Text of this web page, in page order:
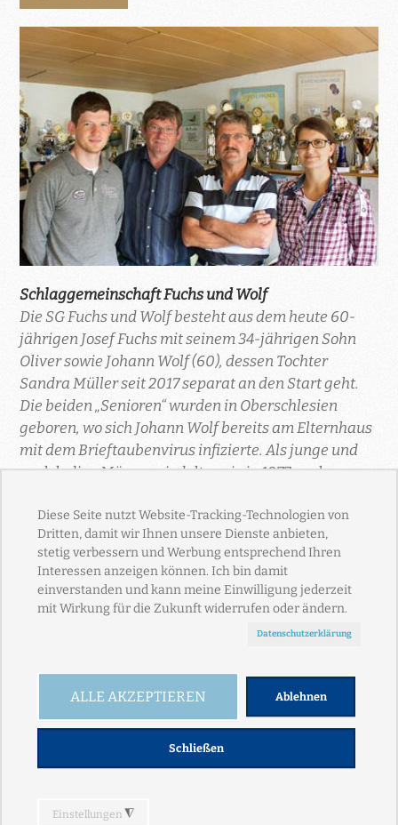
Schlaggemeinschaft Fuchs und Wolf
Die SG Fuchs und Wolf besteht aus dem heute 60-
jährigen Josef Fuchs mit seinem 34-jährigen Sohn
Oliver sowie Johann Wolf (60), dessen Tochter
Sandra Müller seit 2017 separat an den Start geht.
Die beiden „Senioren“ wurden in Oberschlesien
geboren, wo sich Johann Wolf bereits am Elternhaus
mit dem Brieftaubenvirus infizierte. Als junge und
noch ledige Männer siedelten sie in 1977 nach
gelegen, um. Hier fanden sie ihr Glück, hier wurden
ihre Kinder geboren, hier sind sie nun schon seit
Jahren Arbeitskollegen bei Opel in Rüsselsheim und
schließlich entstand hier die Schlaggemeinschaft,
die aufgrund ihrer stetig wachsenden Erfolge im
letzten Jahrzehnt zu einem festen Begriff in der
BELIEBTE BEITRÄGE